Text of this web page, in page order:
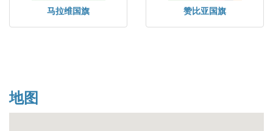
马拉维国旗 赞比亚国旗
地图